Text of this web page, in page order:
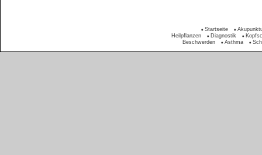
Startseite
Heilpflanzen
Diagnostik
Beschwerden
Asthma